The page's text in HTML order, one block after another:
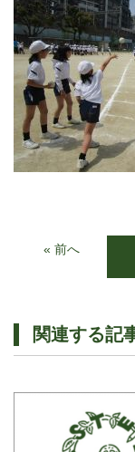
« 前へ
関連する記